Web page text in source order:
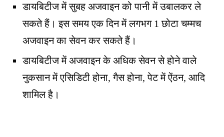
डायबिटीज में सुबह अजवाइन को पानी में उबालकर ले
सकते हैं। इस समय एक दिन में लगभग 1 छोटा चम्मच
अजवाइन का सेवन कर सकते हैं।
डायबिटीज में अजवाइन के अधिक सेवन से होने वाले
नुकसान में एसिडिटी होना, गैस होना, पेट में ऐंठन, आदि
शामिल है।